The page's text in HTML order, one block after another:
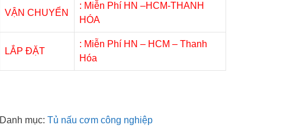
VẬN CHUYỂN
: Miễn Phí HN –HCM-THANH
HÓA
LẮP ĐẶT
: Miễn Phí HN – HCM – Thanh
Hóa
Danh mục:Tủ nấu cơm công nghiệp